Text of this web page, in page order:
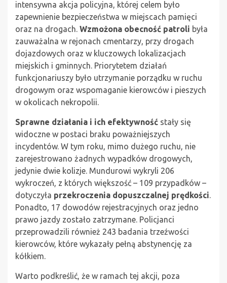
intensywna akcja policyjna, której celem było
zapewnienie bezpieczeństwa w miejscach pamięci
oraz na drogach. Wzmożona obecność patroli była
zauważalna w rejonach cmentarzy, przy drogach
dojazdowych oraz w kluczowych lokalizacjach
miejskich i gminnych. Priorytetem działań
funkcjonariuszy było utrzymanie porządku w ruchu
drogowym oraz wspomaganie kierowców i pieszych
w okolicach nekropolii.
Sprawne działania i ich efektywność stały się
widoczne w postaci braku poważniejszych
incydentów. W tym roku, mimo dużego ruchu, nie
zarejestrowano żadnych wypadków drogowych,
jedynie dwie kolizje. Mundurowi wykryli 206
wykroczeń, z których większość – 109 przypadków –
dotyczyła przekroczenia dopuszczalnej prędkości.
Ponadto, 17 dowodów rejestracyjnych oraz jedno
prawo jazdy zostało zatrzymane. Policjanci
przeprowadzili również 243 badania trzeźwości
kierowców, które wykazały pełną abstynencję za
kółkiem.
Warto podkreślić, że w ramach tej akcji, poza